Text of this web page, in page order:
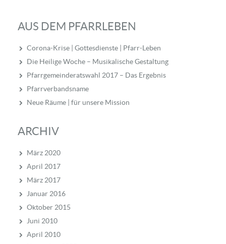
AUS DEM PFARRLEBEN
Corona-Krise | Gottesdienste | Pfarr-Leben
Die Heilige Woche – Musikalische Gestaltung
Pfarrgemeinderatswahl 2017 – Das Ergebnis
Pfarrverbandsname
Neue Räume | für unsere Mission
ARCHIV
März 2020
April 2017
März 2017
Januar 2016
Oktober 2015
Juni 2010
April 2010